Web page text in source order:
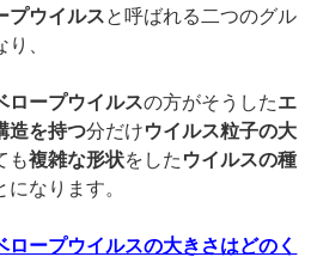
プウイルスと呼ばれる二つのグル
、
ロープウイルスの方がそうしたエ
造を持つ分だけウイルス粒子の大
も複雑な形状をした ウイルスの種
なります。
ロープウイルスの大きさはどのく